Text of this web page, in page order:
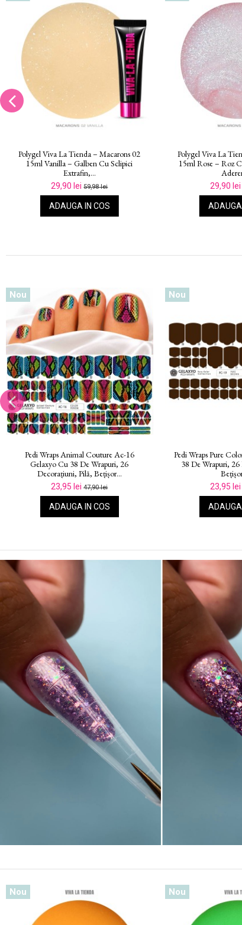
Polygel Viva La Tienda – Macarons 07
15ml Island – Turcoaz Cu Sclipici
Extrafin,...
29,90 lei59,98 lei
ADAUGA IN COS
Polygel Viva La
15ml Peach –
29,90
Nou
Pedi Wraps Pure Color Pc-15 Gelaxyo Cu
38 De Wrapuri, 26 Decorațiuni, Pilă,
Bețișor Și...
23,95 lei47,90 lei
ADAUGA IN COS
Nou
Pedi Wraps Pure
38 De Wrapuri,
23,95
Nou Nou